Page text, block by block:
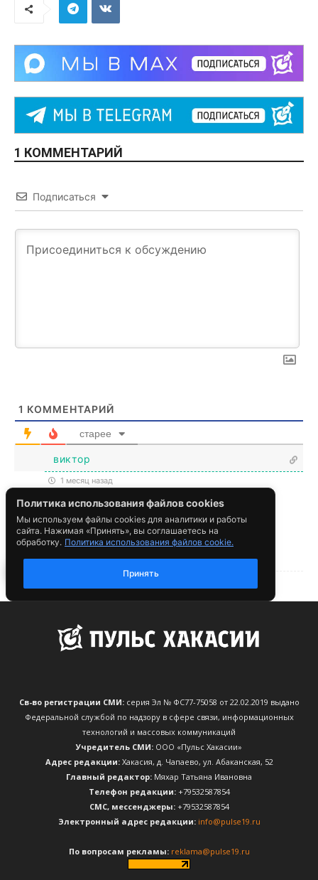
Св-во регистрации СМИ:серия Эл № ФС77-75058 от 22.02.2019 выдано
Федеральной службой по надзору в сфере связи, информационных
технологий и массовых коммуникаций
Учредитель СМИ: ООО «Пульс Хакасии»
Адрес редакции:Хакасия, д. Чапаево, ул. Абаканская, 52
Главный редактор: Мяхар Татьяна Ивановна
Телефон редакции:+79532587854
CМС, мессенджеры:+79532587854
Электронный адрес редакции: info@pulse19.ru
По вопросам рекламы: reklama@pulse19.ru